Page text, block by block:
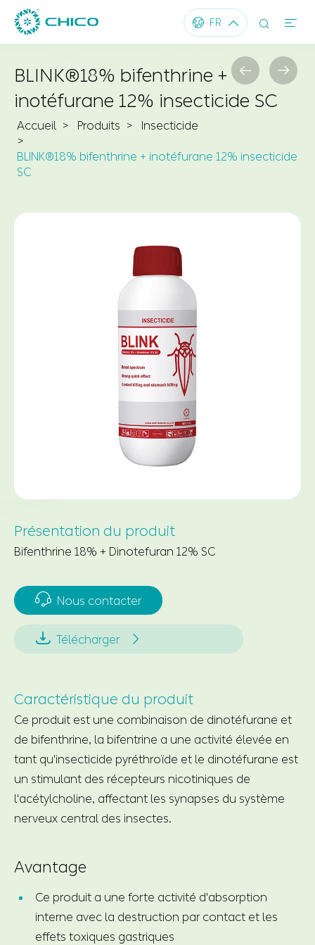
 FR   
BLINK®18% bifenthrine +
inotéfurane 12% insecticide SC
Accueil Produits Insecticide
BLINK®18% bifenthrine + inotéfurane 12% insecticide
SC
 
Présentation du produit
Bifenthrine 18% + Dinotefuran 12% SC
 Nous contacter
 Télécharger 
Caractéristique du produit
Ce produit est une combinaison de dinotéfurane et
de bifenthrine, la bifentrine a une activité élevée en
tant qu'insecticide pyréthroïde et le dinotéfurane est
un stimulant des récepteurs nicotiniques de
l'acétylcholine, affectant les synapses du système
nerveux central des insectes.
Avantage
Ce produit a une forte activité d'absorption
interne avec la destruction par contact et les
effets toxiques gastriques